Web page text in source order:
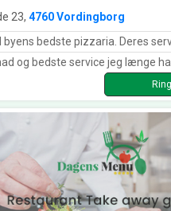
23, 4760 Vordingborg
pizzaria. Deres service er fremragende, pizza velsmagende
forbi mange forskellige pizzaria i Vordingborg Pappas, gyldne hjørne og hvad ved jeg. Troede altid jeg havde smagt på en god pizza, men efter jeg har spist på Costa del sol har jeg virkelig